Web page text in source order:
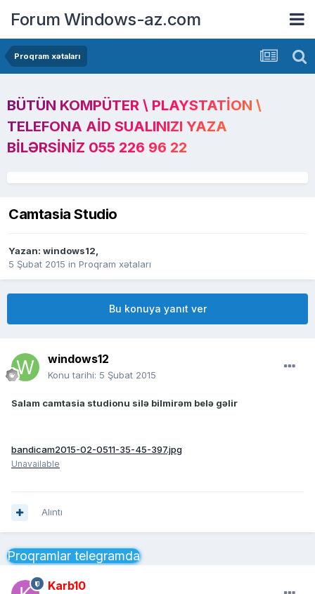
Forum Windows-az.com
Proqram xətaları
BÜTÜN KOMPÜTER \ PLAYSTATION \
TELEFONA AID SUALINIZI YAZA
BILƏRSINIZ 055 226 96 22
Camtasia Studio
Yazan: windows12,
5 Şubat 2015 in Proqram xətaları
Bu konuya yanıt ver
windows12
Konu tarihi: 5 Şubat 2015
Salam camtasia studionu silə bilmirəm belə gəlir
bandicam2015-02-0511-35-45-397.jpg
Unavailable
Alıntı
Proqramlar telegramda
Karb10